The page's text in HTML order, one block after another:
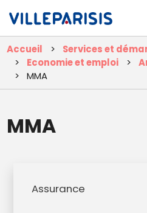
Accueil
Services et
Economie et emploi
MMA
MMA
Assurance